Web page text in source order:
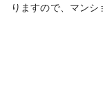
りますので、マンシ